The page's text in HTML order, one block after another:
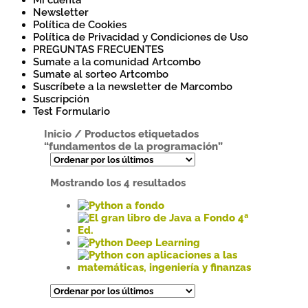
Newsletter
Política de Cookies
Política de Privacidad y Condiciones de Uso
PREGUNTAS FRECUENTES
Sumate a la comunidad Artcombo
Sumate al sorteo Artcombo
Suscríbete a la newsletter de Marcombo
Suscripción
Test Formulario
Inicio / Productos etiquetados
“fundamentos de la programación”
Mostrando los 4 resultadosOrdenado
últimos
Este
producto
tiene
múltiples
variantes.
opciones
Este
producto
tiene
variantes.
Este
producto
múltiples
producto